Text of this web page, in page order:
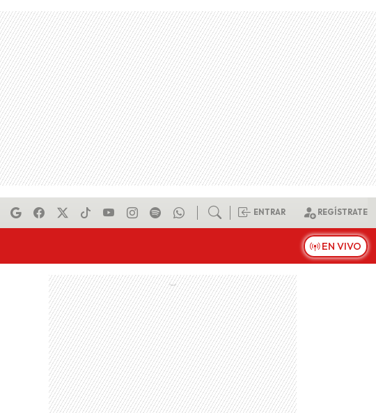
ENTRAR REGÍSTRATE
EN VIVO